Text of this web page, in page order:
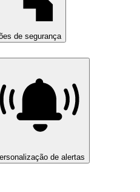
de segurança
de alertas